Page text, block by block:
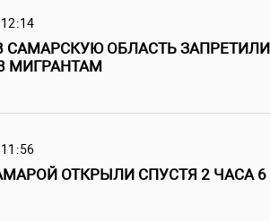
САМАРСКУЮ ОБЛАСТЬ ЗАПРЕТИЛИ
МИГРАНТАМ
ОТКРЫЛИ СПУСТЯ 2 ЧАСА 6